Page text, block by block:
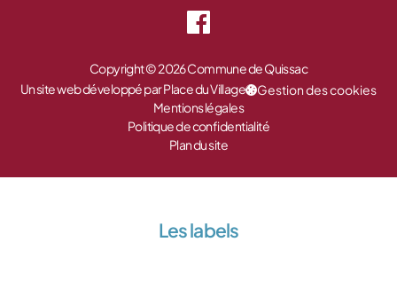
Copyright © 2026 Commune de Quissac
Un site web développé par Place du Village
Gestion des cookies
Mentions légales
Politique de confidentialité
Plan du site
Les labels